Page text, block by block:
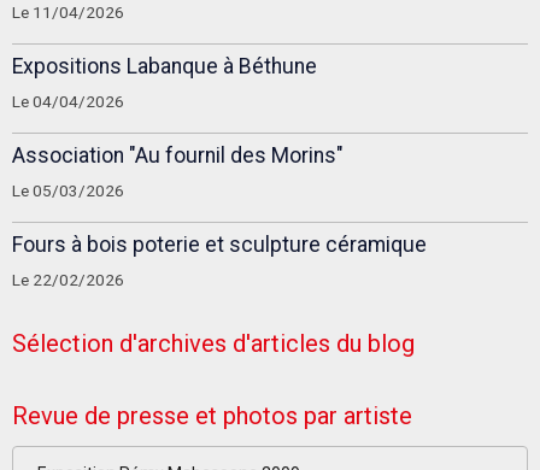
Le 11/04/2026
Expositions Labanque à Béthune
Le 04/04/2026
Association "Au fournil des Morins"
Le 05/03/2026
Fours à bois poterie et sculpture céramique
Le 22/02/2026
Sélection d'archives d'articles du blog
Revue de presse et photos par artiste